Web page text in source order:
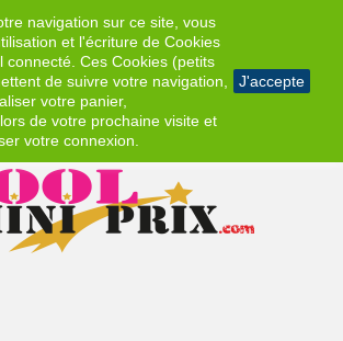
navigation sur ce site, vous
et l'écriture de Cookies
connecté. Ces Cookies (petits
de suivre votre navigation,
votre panier,
de votre prochaine visite et
votre connexion.
J'accepte